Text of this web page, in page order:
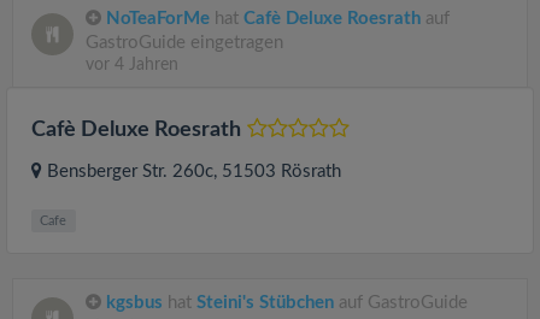
NoTeaForMe hat Cafè Deluxe Roesrath auf
GastroGuide eingetragen
vor 4 Jahren
Cafè Deluxe Roesrath
Bensberger Str. 260c, 51503 Rösrath
Cafe
kgsbus hat Steini's Stübchen auf GastroGuide